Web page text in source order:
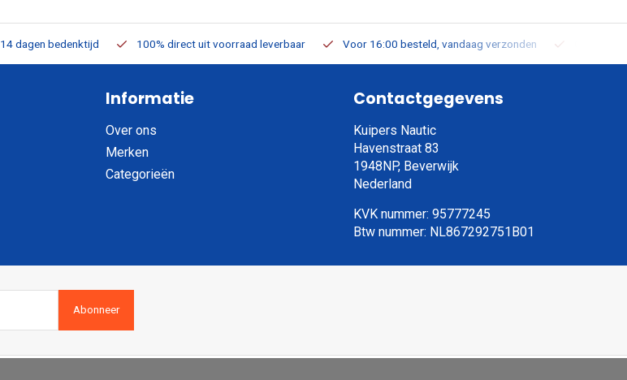
14 dagen bedenktijd 100% direct uit voorraad leverbaar Voor 16:00 besteld, vandaag verzonden
Informatie
Over ons
Merken
Categorieën
Contactgegevens
Kuipers Nautic
Havenstraat 83
1948NP, Beverwijk
Nederland
KVK nummer: 95777245
Btw nummer: NL867292751B01
Abonneer